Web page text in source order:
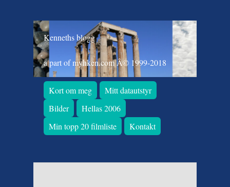
Kenneths blogg
a part of myhken.com Â© 1999-2018
Kort om meg
Mitt datautstyr
Bilder
Hellas 2006
Min topp 20 filmliste
Kontakt